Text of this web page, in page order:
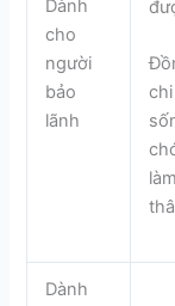
Dành
cho
người
bảo
lãnh
Dành